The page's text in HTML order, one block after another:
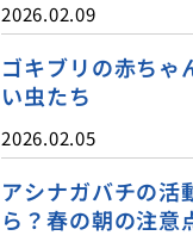
2026.02.09
ゴキブリの赤ちゃ
い虫たち
2026.02.05
アシナガバチの活
ら？春の朝の注意